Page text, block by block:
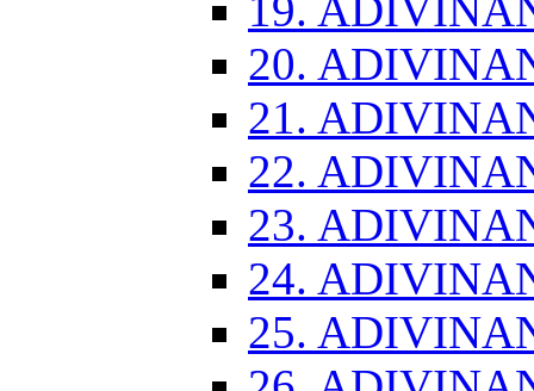
20.
21.
22.
23.
24.
25.